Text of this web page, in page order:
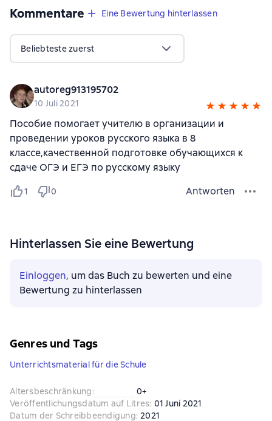
Kommentare 1 Bewertung
Eine Bewertung hinterlassen
Beliebteste zuerst
autoreg913195702
10 Juli 2021
Пособие помогает учителю в организации и
проведении уроков русского языка в 8
классе,качественной подготовке обучающихся к
сдаче ОГЭ и ЕГЭ по русскому языку
1 0 Antworten
Hinterlassen Sie eine Bewertung
Einloggen, um das Buch zu bewerten und eine
Bewertung zu hinterlassen
Genres und Tags
Unterrichtsmaterial für die Schule
Altersbeschränkung:
0+
Veröffentlichungsdatum auf Litres: 01 Juni 2021
Datum der Schreibbeendigung: 2021